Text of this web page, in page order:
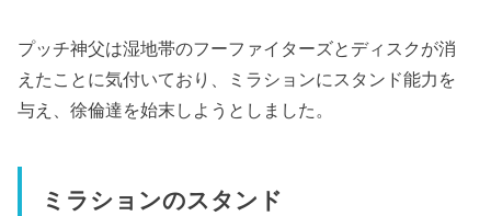
プッチ神父は湿地帯のフーファイターズとディスクが消
えたことに気付いており、ミラションにスタンド能力を
与え、徐倫達を始末しようとしました。
ミラションのスタンド